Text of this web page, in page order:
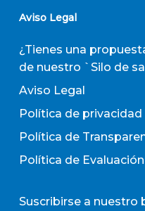
Aviso Legal
¿Tienes una
de nuestro `Silo de
Aviso Legal
Política de privacidad
Política de
Política de
Suscribirse a nuestro